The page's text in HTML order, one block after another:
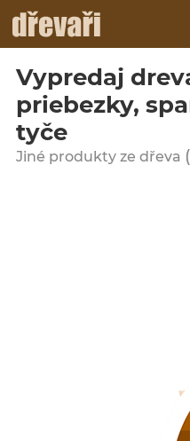
Vypredaj
priebezky,
tyče
Jiné produkty ze dřeva